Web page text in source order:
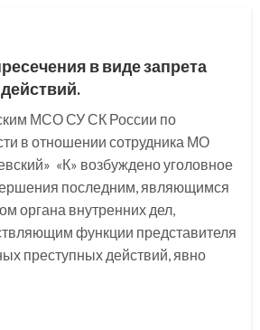
в виде запрета
МСО СУ СК России по
в отношении сотрудника МО
«К» возбуждено уголовное
последним, являющимся
органа внутренних дел,
функции представителя
преступных действий, явно